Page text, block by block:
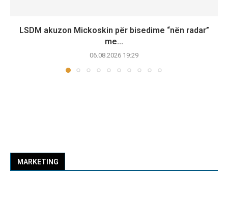
LSDM akuzon Mickoskin për bisedime “nën radar”
me...
06.08.2026 19:29
MARKETING